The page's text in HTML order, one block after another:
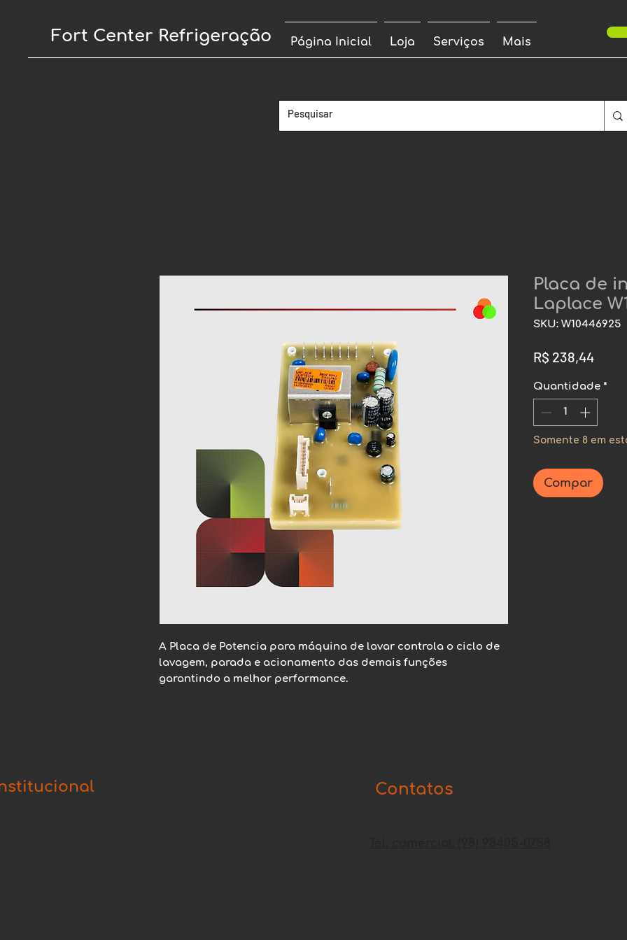
Fort Center Refrigeração Página Inicial Loja Serviços Mais
A Placa de Potencia para máquina de lavar controla o ciclo de
lavagem, parada e acionamento das demais funções
garantindo a melhor performance.
Placa de
Laplace
SKU: W10446925
R$ 238,44Preço
Quantidade *
Somente 8 em
Compar
Contatos